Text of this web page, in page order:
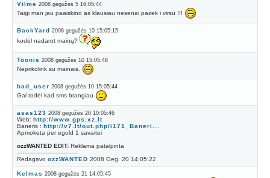
Vilme 2008 gegužės 5 16:05:44
Taigi man jau paaiskino as klausiau nesenai pazek i virsu !!!
BackYard 2008 gegužės 10 15:05:15
kodėl nadarot mainų?
Toonis 2008 gegužės 10 15:05:48
Neprikolink su mainais.
bad_user 2008 gegužės 10 15:05:44
Gal todėl kad sms brangiau
asas123 2008 gegužės 20 10:05:46
Web: http://www.gps.xz.lt
Baneris : http://v7.lt/out.php/i171_Baneri...
Apmoketa per egold 1 savaitei
ozzWANTED EDIT: Reklama patalpinta
----------------------------------
Redagavo ozzWANTED 2008 Geg. 20 14:05:22
Kelmas 2008 gegužės 21 14:05:45